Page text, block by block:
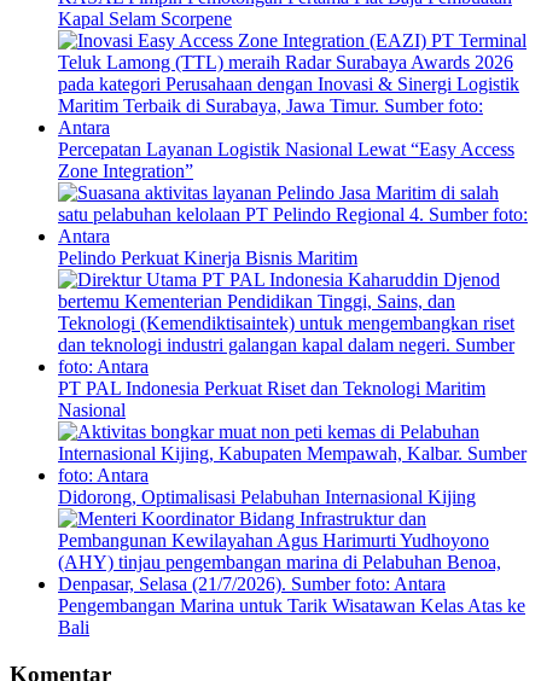
Kapal Selam Scorpene
Percepatan Layanan Logistik Nasional Lewat “Easy Access
Zone Integration”
Pelindo Perkuat Kinerja Bisnis Maritim
PT PAL Indonesia Perkuat Riset dan Teknologi Maritim
Nasional
Didorong, Optimalisasi Pelabuhan Internasional Kijing
Pengembangan Marina untuk Tarik Wisatawan Kelas Atas ke
Bali
Komentar